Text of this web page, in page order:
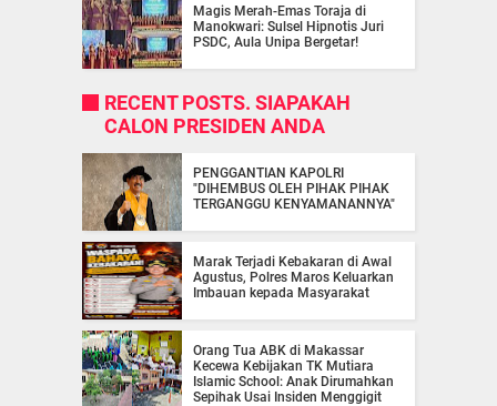
Magis Merah-Emas Toraja di
Manokwari: Sulsel Hipnotis Juri
PSDC, Aula Unipa Bergetar!
RECENT POSTS. SIAPAKAH
CALON PRESIDEN ANDA
PENGGANTIAN KAPOLRI
"DIHEMBUS OLEH PIHAK PIHAK
TERGANGGU KENYAMANANNYA"
Marak Terjadi Kebakaran di Awal
Agustus, Polres Maros Keluarkan
Imbauan kepada Masyarakat
Orang Tua ABK di Makassar
Kecewa Kebijakan TK Mutiara
Islamic School: Anak Dirumahkan
Sepihak Usai Insiden Menggigit